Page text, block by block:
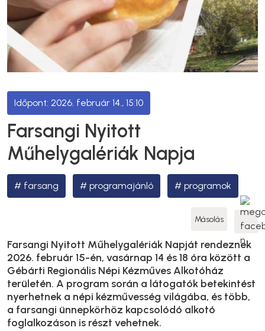
2026. február 14., 15:10
Farsangi Nyitott
Műhelygalériák Napja
farsang programajánló programok
Másolás
Farsangi Nyitott Műhelygalériák Napját rendeznek
2026. február 15-én, vasárnap 14 és 18 óra között a
Gébárti Regionális Népi Kézműves Alkotóház
területén. A program során a látogatók betekintést
nyerhetnek a népi kézművesség világába, és több,
a farsangi ünnepkörhöz kapcsolódó alkotó
foglalkozáson is részt vehetnek.